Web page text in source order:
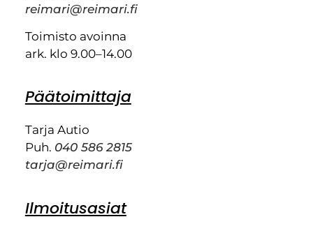
reimari@reimari.fi
Toimisto avoinna
ark. klo 9.00–14.00
Päätoimittaja
Tarja Autio
Puh. 040 586 2815
tarja@reimari.fi
Ilmoitusasiat